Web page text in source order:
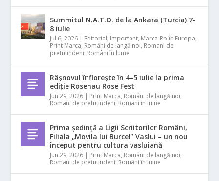
Summitul N.A.T.O. de la Ankara (Turcia) 7-
8 iulie
Jul 6, 2026 | Editorial, Important, Marca-Ro în Europa,
Print Marca, Români de langă noi, Romani de
pretutindeni, Români în lume
Râșnovul înflorește în 4–5 iulie la prima
ediție Rosenau Rose Fest
Jun 29, 2026 | Print Marca, Români de langă noi,
Romani de pretutindeni, Români în lume
Prima ședință a Ligii Scriitorilor Români,
Filiala „Movila lui Burcel” Vaslui – un nou
început pentru cultura vasluiană
Jun 29, 2026 | Print Marca, Români de langă noi,
Romani de pretutindeni, Români în lume